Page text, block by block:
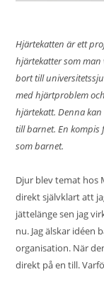
Hjärtekatten är ett
hjärtekatter som man
bort till
med hjärtproblem
hjärtekatt. Denna
till barnet. En kompis
som barnet.
Djur blev temat hos
direkt självklart att
jättelänge sen jag
nu. Jag älskar
organisation. När
direkt på en till.